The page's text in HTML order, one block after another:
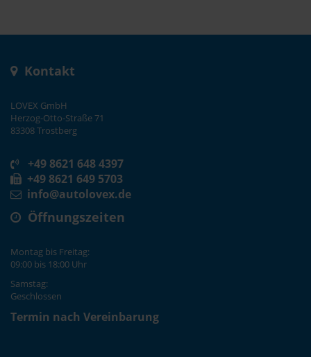
Kontakt
LOVEX GmbH
Herzog-Otto-Straße 71
83308 Trostberg
+49 8621 648 4397
+49 8621 649 5703
info@autolovex.de
Öffnungszeiten
Montag bis Freitag:
09:00 bis 18:00 Uhr
Samstag:
Geschlossen
Termin nach Vereinbarung